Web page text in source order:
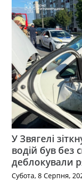
У Звягелі
водій був без
деблокували
Субота, 8 Серпня,